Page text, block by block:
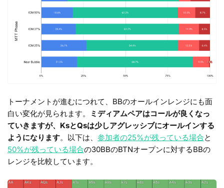
トーナメントが進むにつれて、BBのオールインレンジにも面
白い変化が見られます。
ミディアムペアはコールが良くなっ
ていきますが、KsとQsは少しアグレッシブにオールインする
ようになります。以下は、 参加者の25%が残っている場合と
50%が残っている場合の30BBのBTNオープンに対するBBの
レンジを比較しています。